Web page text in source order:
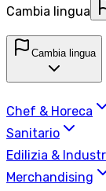
Cambia lingua
Cambia lingua
Chef & Horeca
Sanitario
Edilizia &
Merchandising